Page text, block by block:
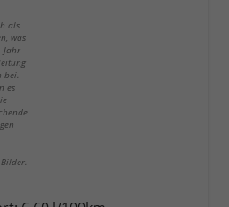
als
was
Jahr
bei.
es